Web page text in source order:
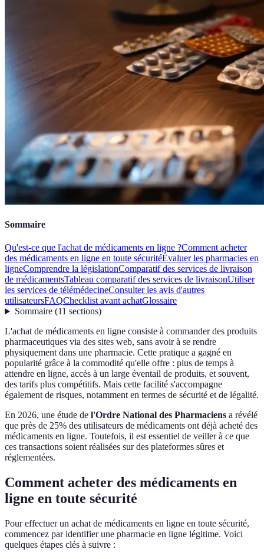
Sommaire
Qu'est-ce que l'achat de médicaments en ligne ?Comment acheter
des médicaments en ligne en toute sécuritéÉvaluer les pharmacies en
ligneComprendre la législationComparatif des services de livraison
de médicamentsTableau comparatif des services de livraisonUtiliser
les services de télémédecineConsulter les avis d'autres
utilisateursFAQChecklist avant achatGlossaire
Sommaire(11 sections)
L'achat de médicaments en ligne consiste à commander des produits
pharmaceutiques via des sites web, sans avoir à se rendre
physiquement dans une pharmacie. Cette pratique a gagné en
popularité grâce à la commodité qu'elle offre : plus de temps à
attendre en ligne, accès à un large éventail de produits, et souvent,
des tarifs plus compétitifs. Mais cette facilité s'accompagne
également de risques, notamment en termes de sécurité et de légalité.
En 2026, une étude de l'Ordre National des Pharmaciens a révélé
que près de 25% des utilisateurs de médicaments ont déjà acheté des
médicaments en ligne. Toutefois, il est essentiel de veiller à ce que
ces transactions soient réalisées sur des plateformes sûres et
réglementées.
Comment acheter des médicaments en
ligne en toute sécurité
Pour effectuer un achat de médicaments en ligne en toute sécurité,
commencez par identifier une pharmacie en ligne légitime. Voici
quelques étapes clés à suivre :